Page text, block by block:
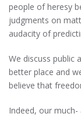
people of heresy
judgments on
audacity of
We discuss public
better place and
believe that
Indeed, our